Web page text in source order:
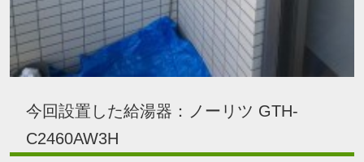
今回設置した給湯器：ノーリツ GTH-
C2460AW3H